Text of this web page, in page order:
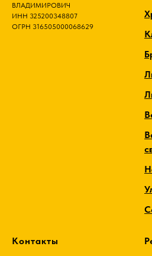
ВЛАДИМИРОВИЧ
ИНН 325200348807
ОГРН 316505000068629
Контакты